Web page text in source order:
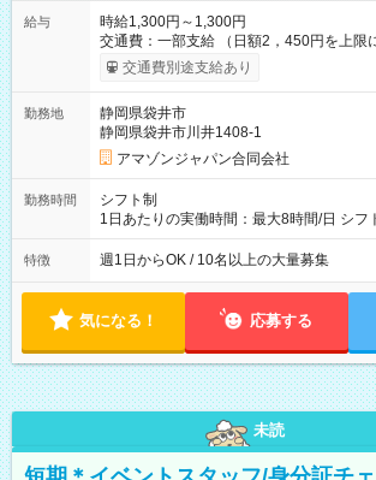
給与
時給1,300円～1,300円
交通費：一部支給 （日額2，450円を上限
実費支給） ※22:00～翌5:00までは時給25%UP！ ■給与前払い
制度あり ※前払い額の上限あり、手数料
交通費別途支給あり
勤務地
静岡県袋井市
静岡県袋井市川井1408-1
アマゾンジャパン合同会社
勤務時間
シフト制
1日あたりの実働時間：最大8時間/日 シフ
社後、就業可能シフトをご確認の上、申
特徴 週1日からOK / 10名以上の大量募集
気になる！ 応募する
未読